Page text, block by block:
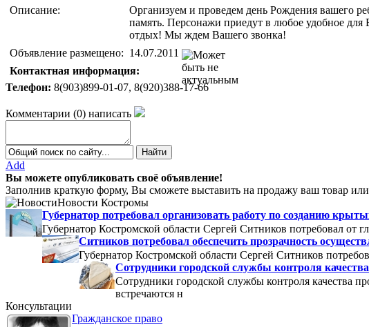
Описание:
Организуем и проведем день Рождения вашего
память. Персонажи приедут в любое удобное для
отдых! Мы ждем Вашего звонка!
Объявление размещено: 14.07.2011
Контактная информация:
Телефон: 8(903)899-01-07, 8(920)388-17-66
Комментарии (0) написать
Add
Вы можете опубликовать своё объявление!
Заполнив краткую форму, Вы сможете выставить на продажу ваш товар или
Новости Костромы
Губернатор потребовал организовать работу по созданию
Губернатор Костромской области Сергей Ситников потребовал
Ситников потребовал обеспечить прозрачность
Губернатор Костромской области Сергей Ситников
Сотрудники городской службы контроля
Сотрудники городской службы контроля качества
встречаются н
Консультации
Гражданское право